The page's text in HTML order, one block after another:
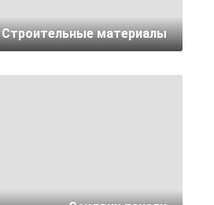
Строительные материалы